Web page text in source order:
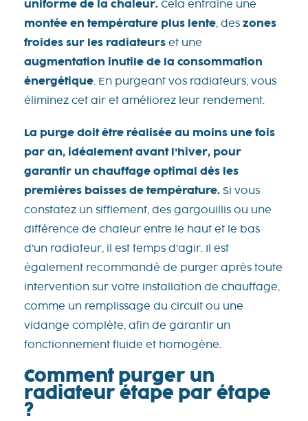
uniforme de la chaleur. Cela entraîne une
montée en température plus lente, des zones
froides sur les radiateurs et une
augmentation inutile de la consommation
énergétique. En purgeant vos radiateurs, vous
éliminez cet air et améliorez leur rendement.
La purge doit être réalisée au moins une fois
par an, idéalement avant l’hiver, pour
garantir un chauffage optimal dès les
premières baisses de température. Si vous
constatez un sifflement, des gargouillis ou une
différence de chaleur entre le haut et le bas
d’un radiateur, il est temps d’agir. Il est
également recommandé de purger après toute
intervention sur votre installation de chauffage,
comme un remplissage du circuit ou une
vidange complète, afin de garantir un
fonctionnement fluide et homogène.
Comment purger un
radiateur étape par étape
?